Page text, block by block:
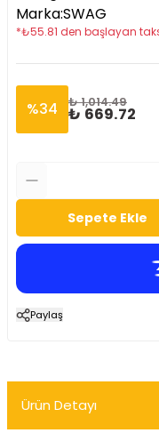
Marka:SWAG
*₺55.81 den başlayan
%34 ₺ 1,014.49
₺ 669.72
Sepete Ekle
Paylaş
Ürün Detayı